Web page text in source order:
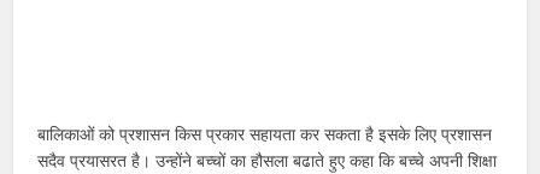
बालिकाओं को प्रशासन किस प्रकार सहायता कर सकता है इसके लिए प्रशासन
सदैव प्रयासरत है। उन्होंने बच्चों का हौसला बढाते हुए कहा कि बच्चे अपनी शिक्षा